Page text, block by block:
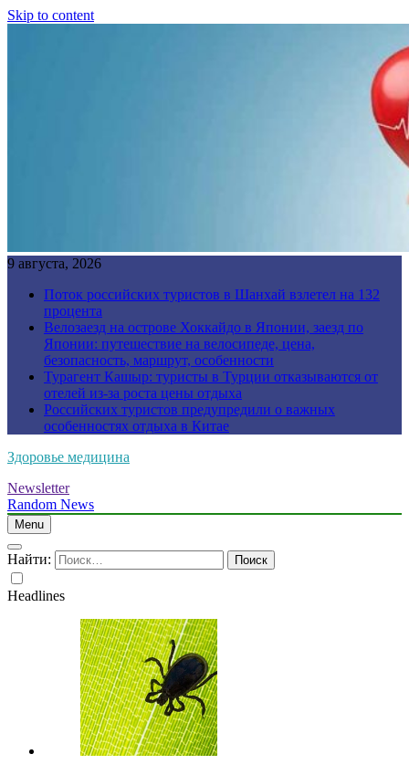
Skip to content
9 августа, 2026
Поток российских туристов в Шанхай взлетел на 132
процента
Велозаезд на острове Хоккайдо в Японии, заезд по
Японии: путешествие на велосипеде, цена,
безопасность, маршрут, особенности
Турагент Кашыр: туристы в Турции отказываются от
отелей из-за роста цены отдыха
Российских туристов предупредили о важных
особенностях отдыха в Китае
Здоровье медицина
Newsletter
Random News
Menu
Найти:
Headlines